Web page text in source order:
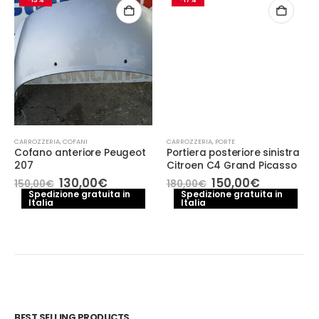
CARROZZERIA,COFANI
Cofano anteriore Peugeot
207
150,00€ Il
prezzo
originale
130,00€Il
prezzo
attuale
Spedizione gratuita in
Italia
CARROZZERIA, PORTE
Portiera posteriore sinistra
Citroen C4 Grand Picasso
180,00€ Il
prezzo
originale
150,00€Il
prezzo
attuale
Spedizione gratuita in
Italia